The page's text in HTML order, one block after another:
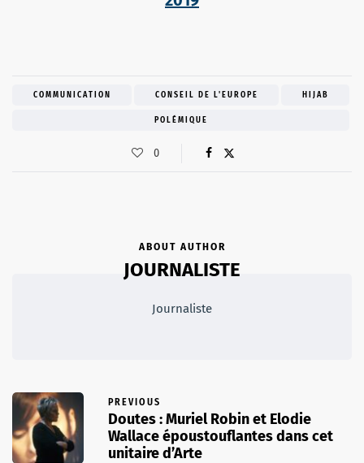
COMMUNICATION CONSEIL DE L'EUROPE HIJAB
POLÉMIQUE
0
ABOUT AUTHOR
JOURNALISTE
Journaliste
PREVIOUS
Doutes : Muriel Robin et Elodie
Wallace époustouflantes dans cet
unitaire d’Arte